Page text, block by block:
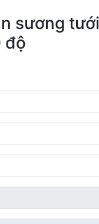
sương
độ